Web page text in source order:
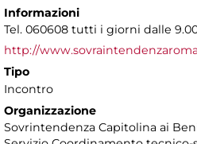
Informazioni
Tel. 060608 tutti i giorni dalle
http://
Tipo
Incontro
Organizzazione
Sovrintendenza Capitolina ai